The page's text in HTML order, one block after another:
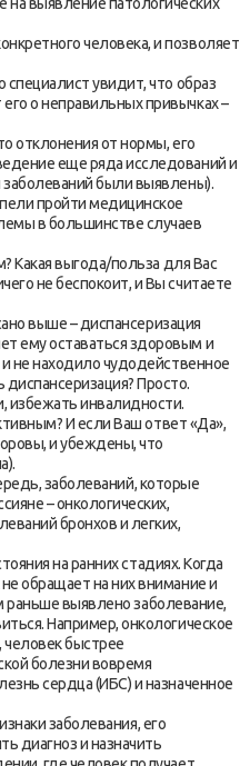
выявление патологических
человека, и позволяет
увидит, что образ
о неправильных привычках –
отклонения от нормы, его
еще ряда исследований и
заболеваний были выявлены).
пройти медицинское
в большинстве случаев
Какая выгода/польза для Вас
не беспокоит, и Вы считаете
выше – диспансеризация
ему оставаться здоровым и
не находило чудодейственное
Просто.
избежать инвалидности.
И если Ваш ответ «Да»,
и убеждены, что
заболеваний, которые
– онкологических,
бронхов и легких,
на ранних стадиях. Когда
обращает на них внимание и
раньше выявлено заболевание,
Например, онкологическое
человек быстрее
болезни вовремя
сердца (ИБС) и назначенное
заболевания, его
диагноз и назначить